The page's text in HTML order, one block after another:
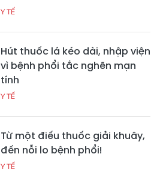
Y TẾ
Hút thuốc lá kéo dài, nhập viện
vì bệnh phổi tắc nghẽn mạn
tính
Y TẾ
Từ một điếu thuốc giải khuây,
đến nỗi lo bệnh phổi!
Y TẾ